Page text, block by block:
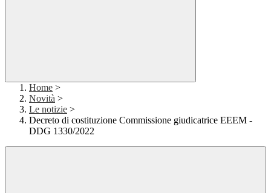
Home >
Novità >
Le notizie >
Decreto di costituzione Commissione giudicatrice EEEM -
DDG 1330/2022